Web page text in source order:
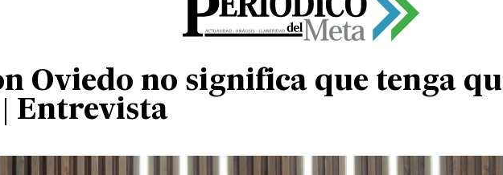
Oviedo no significa que tenga
| Entrevista